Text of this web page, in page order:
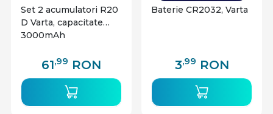
Set 2 acumulatori R20
D Varta, capacitate
3000mAh
61,99 RON
Baterie CR2032, Varta
3,99 RON